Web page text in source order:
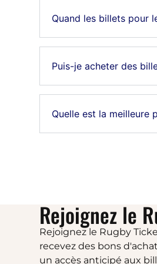
Quand les billets pour
Puis-je acheter des
Quelle est la meilleure
Rejoignez le
Rejoignez le Rugby
recevez des bons
un accès anticipé aux